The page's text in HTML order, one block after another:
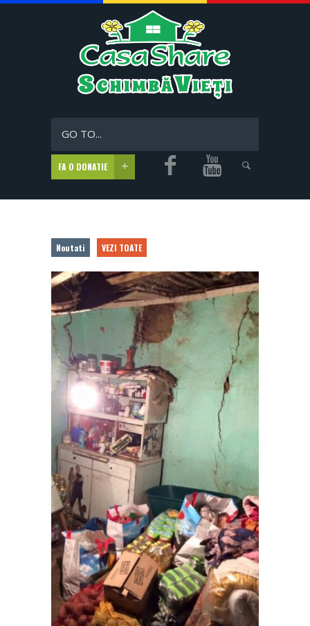
GO TO...
FA O DONATIE
Noutati VEZI TOATE